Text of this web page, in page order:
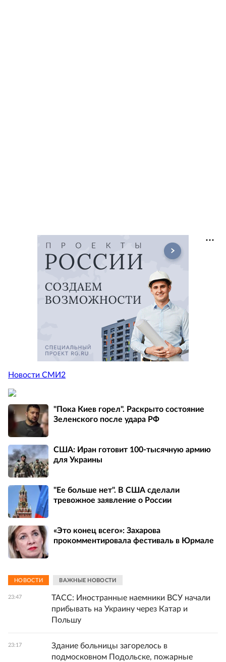
Новости СМИ2
"Пока Киев горел". Раскрыто состояние
Зеленского после удара РФ
США: Иран готовит 100-тысячную армию
для Украины
"Ее больше нет". В США сделали
тревожное заявление о России
«Это конец всего»: Захарова
прокомментировала фестиваль в Юрмале
НОВОСТИ ВАЖНЫЕ НОВОСТИ
23:47
ТАСС: Иностранные наемники ВСУ начали
прибывать на Украину через Катар и
Польшу
23:17
Здание больницы загорелось в
подмосковном Подольске, пожарные